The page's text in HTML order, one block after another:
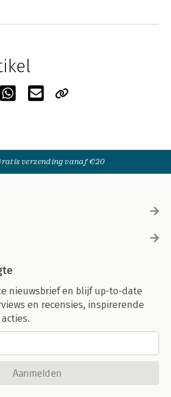
verzending vanaf €20
nieuwsbrief en blijf up-to-date
en recensies, inspirerende
Aanmelden